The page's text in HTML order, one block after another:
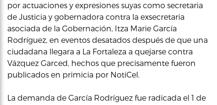
por actuaciones y expresiones suyas como secretaria
de Justicia y gobernadora contra la exsecretaria
asociada de la Gobernación, Itza Marie García
Rodríguez, en eventos desatados después de que una
ciudadana llegara a La Fortaleza a quejarse contra
Vázquez Garced, hechos que precisamente fueron
publicados en primicia por NotiCel.
La demanda de García Rodríguez fue radicada el 1 de